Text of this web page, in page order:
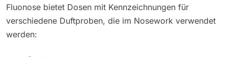
Fluonose bietet Dosen mit Kennzeichnungen für
verschiedene Duftproben, die im Nosework verwendet
werden: